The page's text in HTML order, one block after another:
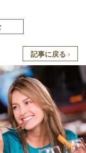
記事に戻る